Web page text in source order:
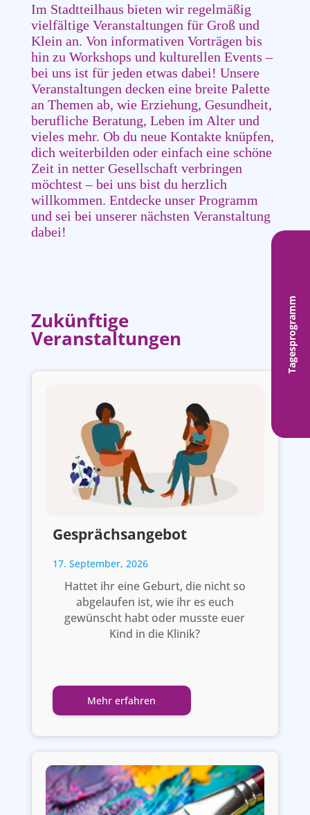
Im Stadtteilhaus bieten wir regelmäßig
vielfältige Veranstaltungen für Groß und
Klein an. Von informativen Vorträgen bis
hin zu Workshops und kulturellen Events –
bei uns ist für jeden etwas dabei! Unsere
Veranstaltungen decken eine breite Palette
an Themen ab, wie Erziehung, Gesundheit,
berufliche Beratung, Leben im Alter und
vieles mehr. Ob du neue Kontakte knüpfen,
dich weiterbilden oder einfach eine schöne
Zeit in netter Gesellschaft verbringen
möchtest – bei uns bist du herzlich
willkommen. Entdecke unser Programm
und sei bei unserer nächsten Veranstaltung
dabei!
Zukünftige
Veranstaltungen
Gesprächsangebot
17. September, 2026
Hattet ihr eine Geburt, die nicht so
abgelaufen ist, wie ihr es euch
gewünscht habt oder musste euer
Kind in die Klinik?
Mehr erfahren
Tagesprogramm